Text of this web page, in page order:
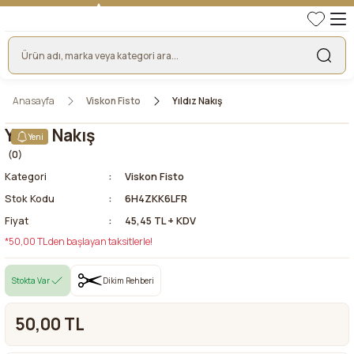
Anasayfa Viskon Fisto Yıldız Nakış
Yeni
Yıldız Nakış
(0)
Kategori
Viskon Fisto
Stok Kodu
6H4ZKK6LFR
Fiyat
45,45 TL + KDV
*50,00 TL den başlayan taksitlerle!
Stokta Var Dikim Rehberi
50,00 TL